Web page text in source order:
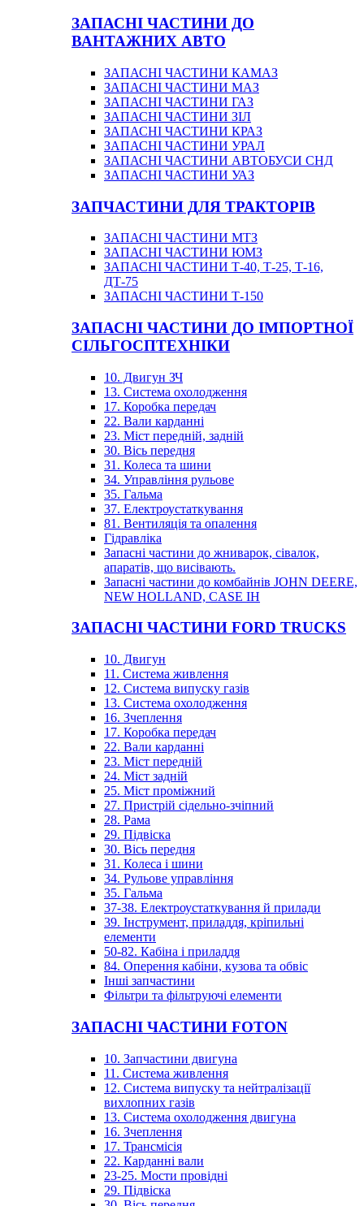
ЗАПАСНІ ЧАСТИНИ ДО
ВАНТАЖНИХ АВТО
ЗАПАСНІ ЧАСТИНИ КАМАЗ
ЗАПАСНІ ЧАСТИНИ МАЗ
ЗАПАСНІ ЧАСТИНИ ГАЗ
ЗАПАСНІ ЧАСТИНИ ЗІЛ
ЗАПАСНІ ЧАСТИНИ КРАЗ
ЗАПАСНІ ЧАСТИНИ УРАЛ
ЗАПАСНІ ЧАСТИНИ АВТОБУСИ СНД
ЗАПАСНІ ЧАСТИНИ УАЗ
ЗАПЧАСТИНИ ДЛЯ ТРАКТОРІВ
ЗАПАСНІ ЧАСТИНИ МТЗ
ЗАПАСНІ ЧАСТИНИ ЮМЗ
ЗАПАСНІ ЧАСТИНИ Т-40, Т-25, Т-16,
ДТ-75
ЗАПАСНІ ЧАСТИНИ Т-150
ЗАПАСНІ ЧАСТИНИ ДО ІМПОРТНОЇ
СІЛЬГОСПТЕХНІКИ
10. Двигун ЗЧ
13. Система охолодження
17. Коробка передач
22. Вали карданні
23. Міст передній, задній
30. Вісь передня
31. Колеса та шини
34. Управління рульове
35. Гальма
37. Електроустаткування
81. Вентиляція та опалення
Гідравліка
Запасні частини до жниварок, сівалок,
апаратів, що висівають.
Запасні частини до комбайнів JOHN DEERE,
NEW HOLLAND, CASE IH
ЗАПАСНІ ЧАСТИНИ FORD TRUCKS
10. Двигун
11. Система живлення
12. Система випуску газів
13. Система охолодження
16. Зчеплення
17. Коробка передач
22. Вали карданні
23. Міст передній
24. Міст задній
25. Міст проміжний
27. Пристрій сідельно-зчіпний
28. Рама
29. Підвіска
30. Вісь передня
31. Колеса і шини
34. Рульове управління
35. Гальма
37-38. Електроустаткування й прилади
39. Інструмент, приладдя, кріпильні
елементи
50-82. Кабіна і приладдя
84. Оперення кабіни, кузова та обвіс
Інші запчастини
Фільтри та фільтруючі елементи
ЗАПАСНІ ЧАСТИНИ FOTON
10. Запчастини двигуна
11. Система живлення
12. Система випуску та нейтралізації
вихлопних газів
13. Система охолодження двигуна
16. Зчеплення
17. Трансмісія
22. Карданні вали
23-25. Мости провідні
29. Підвіска